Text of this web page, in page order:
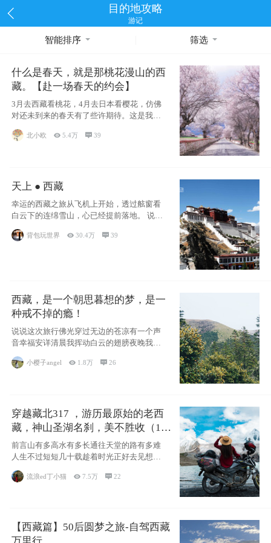
目的地攻略
游记
智能排序 筛选
什么是春天，就是那桃花漫山的西
藏。【赴一场春天的约会】
3月去西藏看桃花，4月去日本看樱花，仿佛
对还未到来的春天有了些许期待。这是我去
西藏前在备忘录里写下的话
北小欧  5.4万  39
天上 ● 西藏
幸运的西藏之旅从飞机上开始，透过舷窗看
白云下的连绵雪山，心已经提前落地。 说此
背包玩世界  30.4万  39
西藏，是一个朝思暮想的梦，是一
种戒不掉的瘾！
说说这次旅行佛光穿过无边的苍凉有一个声
音幸福安详清晨我挥动白云的翅膀夜晚我匍
匐在你的
小樱子angel  1.8万 26
穿越藏北317 ，游历最原始的老西
藏，神山圣湖名刹，美不胜收（11
天详细自驾攻略）
前言山有多高水有多长通往天堂的路有多难
人生不过短短几十载趁着时光正好去见想见
流浪ed丁小猫 7.5万 22
【西藏篇】50后圆梦之旅-自驾西藏